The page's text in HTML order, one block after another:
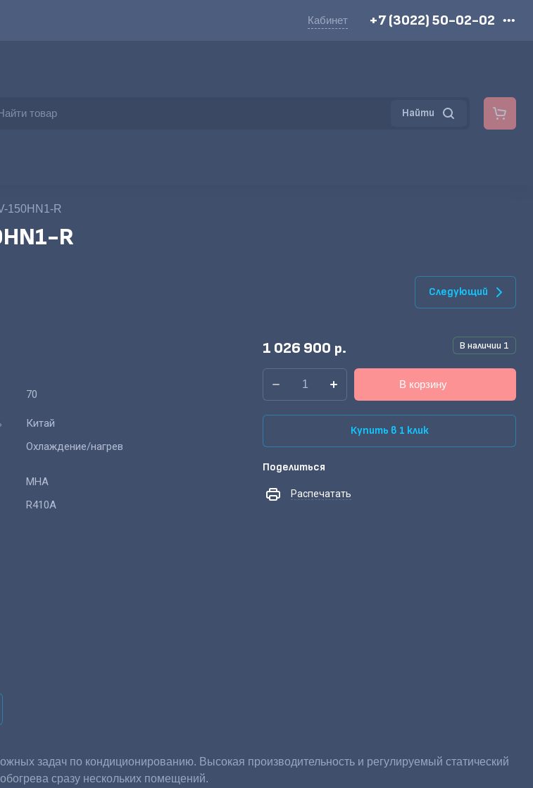
Кабинет +7 (3022) 50-02-02 •••
Найти
150HN1-R
R
Следующий
70
Китай
Охлаждение/нагрев
MHA
R410A
В наличии 1
1 026 900 р.
В корзину
Купить в 1 клик
Поделиться
Распечатать
задач по кондиционированию. Высокая производительность и регулируемый статический
сразу нескольких помещений.